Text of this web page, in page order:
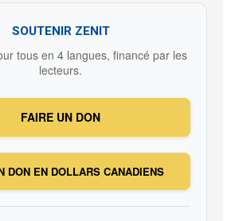
SOUTENIR ZENIT
tous en 4 langues, financé par les
lecteurs.
FAIRE UN DON
DON EN DOLLARS CANADIENS